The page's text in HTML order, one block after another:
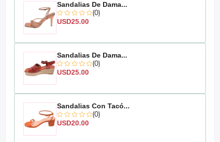
Sandalias De Dama...
(0)
USD25.00
Sandalias De Dama...
(0)
USD25.00
Sandalias Con Tacó...
(0)
USD20.00